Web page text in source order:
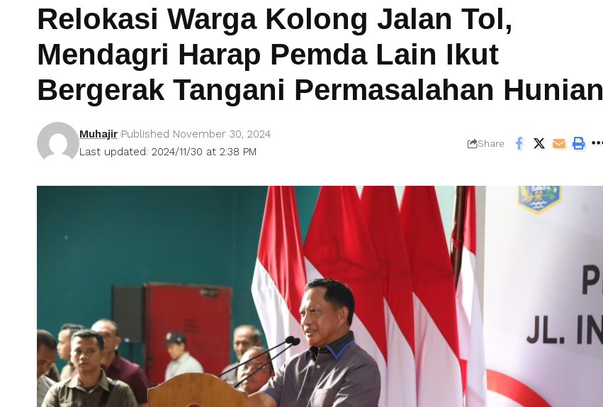
Relokasi Warga Kolong Jalan Tol,
Mendagri Harap Pemda Lain Ikut
Bergerak Tangani Permasalahan Hunian
Last updated: 2024/11/30 at 2:38 PM
Muhajir Published November 30, 2024
Share